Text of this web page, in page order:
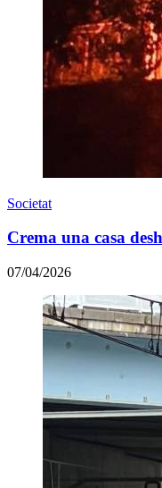
Societat
Crema una casa
07/04/2026